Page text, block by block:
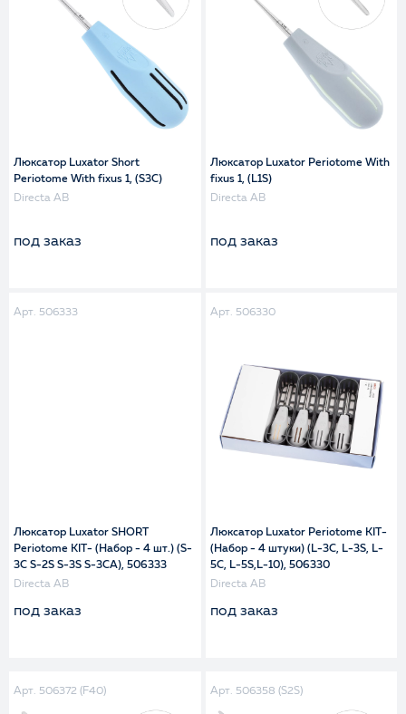
Люксатор Luxator Short
Periotome With fixus 1, (S3C)
Directa AB
под заказ
Люксатор Luxator Periotome With
fixus 1, (L1S)
Directa AB
под заказ
Арт. 506333
Люксатор Luxator SHORT
Periotome KIT- (Набор - 4 шт.) (S-
3C S-2S S-3S S-3CA), 506333
Directa AB
под заказ
Арт. 506330
Люксатор Luxator Periotome KIT-
(Набор - 4 штуки) (L-3C, L-3S, L-
5C, L-5S,L-10), 506330
Directa AB
под заказ
Арт. 506372 (F40) Арт. 506358 (S2S)